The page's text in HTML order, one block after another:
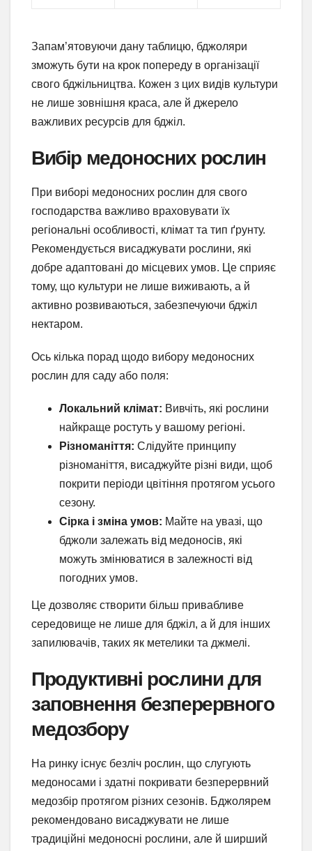
Запам’ятовуючи дану таблицю, бджоляри
зможуть бути на крок попереду в організації
свого бджільництва. Кожен з цих видів культури
не лише зовнішня краса, але й джерело
важливих ресурсів для бджіл.
Вибір медоносних рослин
При виборі медоносних рослин для свого
господарства важливо враховувати їх
регіональні особливості, клімат та тип ґрунту.
Рекомендується висаджувати рослини, які
добре адаптовані до місцевих умов. Це сприяє
тому, що культури не лише виживають, а й
активно розвиваються, забезпечуючи бджіл
нектаром.
Ось кілька порад щодо вибору медоносних
рослин для саду або поля:
Локальний клімат: Вивчіть, які рослини
найкраще ростуть у вашому регіоні.
Різноманіття: Слідуйте принципу
різноманіття, висаджуйте різні види, щоб
покрити періоди цвітіння протягом усього
сезону.
Сірка і зміна умов: Майте на увазі, що
бджоли залежать від медоносів, які
можуть змінюватися в залежності від
погодних умов.
Це дозволяє створити більш привабливе
середовище не лише для бджіл, а й для інших
запилювачів, таких як метелики та джмелі.
Продуктивні рослини для
заповнення безперервного
медозбору
На ринку існує безліч рослин, що слугують
медоносами і здатні покривати безперервний
медозбір протягом різних сезонів. Бджолярем
рекомендовано висаджувати не лише
традиційні медоносні рослини, але й ширший